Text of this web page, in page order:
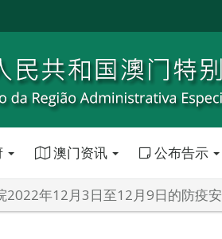
澳门资讯 公布告示
2022年12月3日至12月9日的防疫